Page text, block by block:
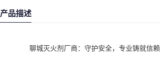
产品描述
聊城灭火剂厂商：守护安全，专业铸就信赖